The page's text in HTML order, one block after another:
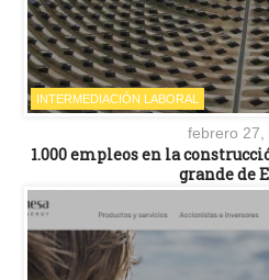
INTERMEDIACIÓN LABORAL
febrero 27,
1.000 empleos en la
grande de